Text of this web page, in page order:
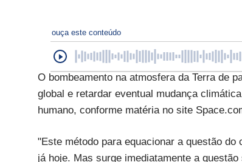
ouça este conteúdo
O bombeamento na atmosfera da Terra de
global e retardar eventual mudança
humano, conforme matéria no site
"Este método para equacionar a questão
já hoje. Mas surge imediatamente a